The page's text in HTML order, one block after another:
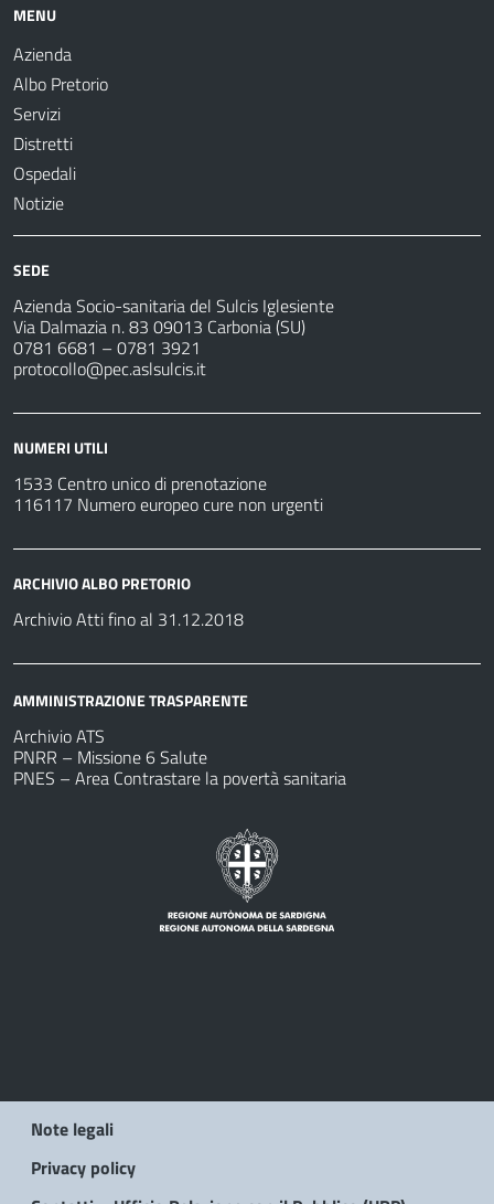
MENU
Azienda
Albo Pretorio
Servizi
Distretti
Ospedali
Notizie
SEDE
Azienda Socio-sanitaria del Sulcis Iglesiente
Via Dalmazia n. 83 09013 Carbonia (SU)
0781 6681 – 0781 3921
protocollo@pec.aslsulcis.it
NUMERI UTILI
1533 Centro unico di prenotazione
116117 Numero europeo cure non urgenti
ARCHIVIO ALBO PRETORIO
Archivio Atti fino al 31.12.2018
AMMINISTRAZIONE TRASPARENTE
Archivio ATS
PNRR – Missione 6 Salute
PNES – Area Contrastare la povertà sanitaria
Note legali
Privacy policy